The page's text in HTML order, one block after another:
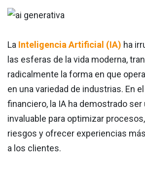
La Inteligencia Artificial (IA) ha
las esferas de la vida moderna,
radicalmente la forma en que
en una variedad de industrias. En
financiero, la IA ha demostrado
invaluable para optimizar
riesgos y ofrecer experiencias
a los clientes.